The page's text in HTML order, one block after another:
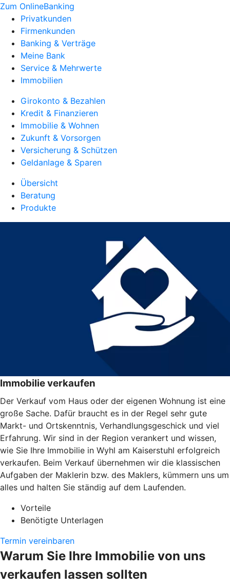
Zum OnlineBanking
Privatkunden
Firmenkunden
Banking & Verträge
Meine Bank
Service & Mehrwerte
Immobilien
Girokonto & Bezahlen
Kredit & Finanzieren
Immobilie & Wohnen
Zukunft & Vorsorgen
Versicherung & Schützen
Geldanlage & Sparen
Übersicht
Beratung
Produkte
Immobilie verkaufen
Der Verkauf vom Haus oder der eigenen Wohnung ist eine
große Sache. Dafür braucht es in der Regel sehr gute
Markt- und Ortskenntnis, Verhandlungsgeschick und viel
Erfahrung. Wir sind in der Region verankert und wissen,
wie Sie Ihre Immobilie in Wyhl am Kaiserstuhl erfolgreich
verkaufen. Beim Verkauf übernehmen wir die klassischen
Aufgaben der Maklerin bzw. des Maklers, kümmern uns um
alles und halten Sie ständig auf dem Laufenden.
Vorteile
Benötigte Unterlagen
Termin vereinbaren
Warum Sie Ihre Immobilie von uns
verkaufen lassen sollten